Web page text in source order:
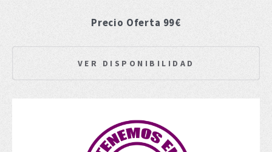
Precio Oferta 99€
VER DISPONIBILIDAD